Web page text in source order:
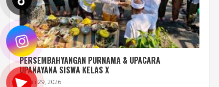
PERSEMBAHYANGAN PURNAMA & UPACARA
UPANAYANA SISWA KELAS X
Juli 29, 2026